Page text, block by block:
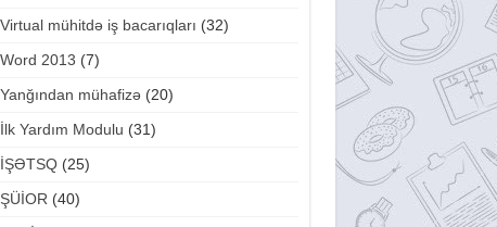
Virtual mühitdə iş bacarıqları (32)
Word 2013 (7)
Yanğından mühafizə(20)
İlk Yardım Modulu (31)
İŞƏTSQ(25)
ŞÜİOR (40)